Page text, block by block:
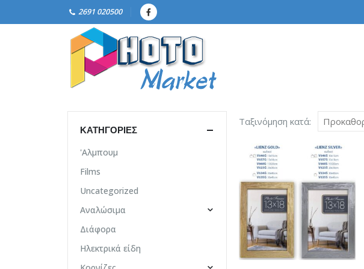
2691 020500
Ταξινόμηση κατά:
ΚΑΤΗΓΟΡΊΕΣ
'Αλμπουμ
Films
Uncategorized
Αναλώσιμα
Διάφορα
Ηλεκτρικά είδη